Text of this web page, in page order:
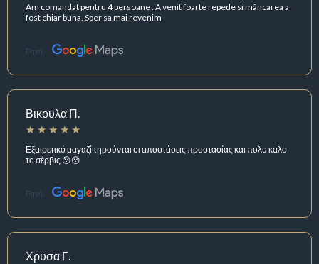
Am comandat pentru 4 persoane . A venit foarte repede si mâncarea a
fost chiar buna. Sper sa mai revenim
Πηγή:
Βικουλα Π.
Εξαιρετικό μαγαζί τηρούνται οι αποστάσεις προστασίας και πολυ καλο
το σέρβις 😯😯
Πηγή:
Χρυσα Γ.